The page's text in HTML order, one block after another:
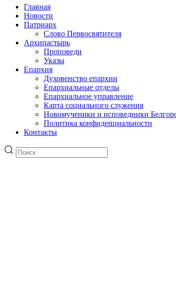
Главная
Новости
Патриарх
Слово Первосвятителя
Архипастырь
Проповеди
Указы
Епархия
Духовенство епархии
Епархиальные отделы
Епархиальное управление
Карта социального служения
Новомученики и исповедники
Политика конфиденциальности
Контакты